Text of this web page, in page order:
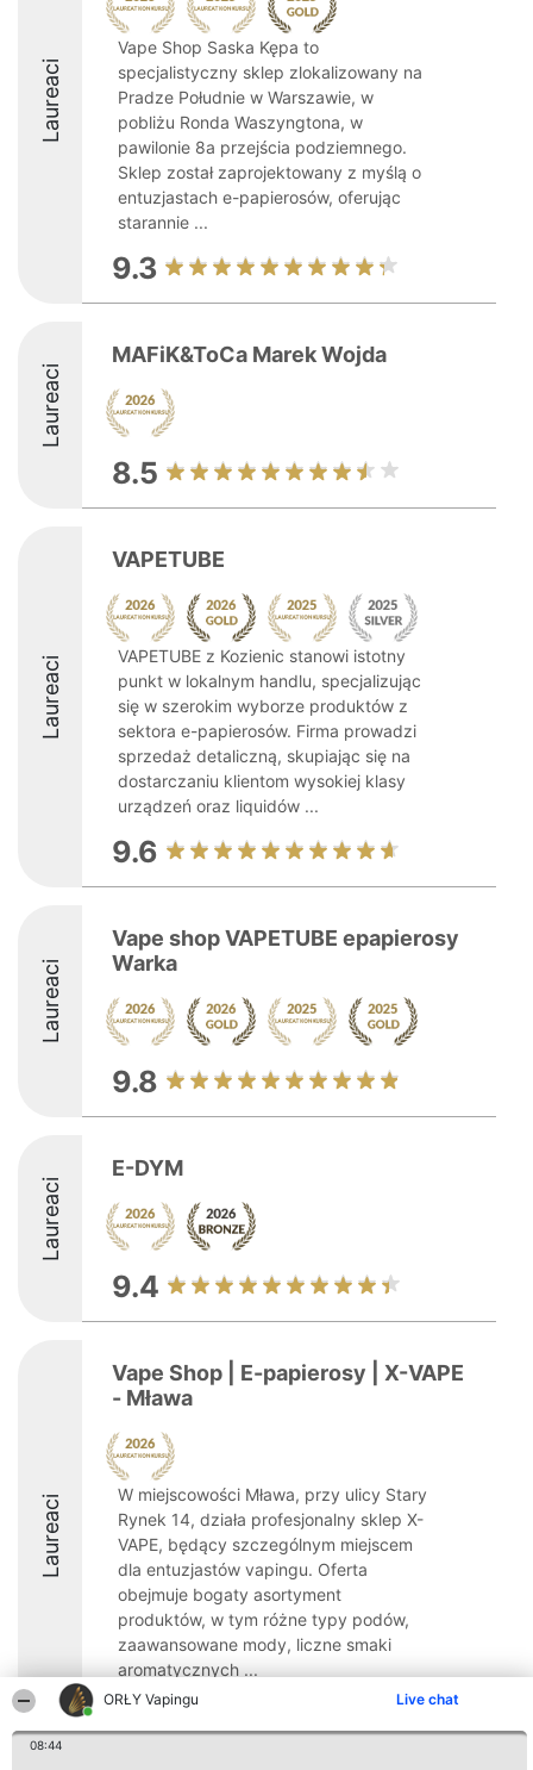
ORŁY Vapingu Live chat
08:44
Laureaci
Vape Shop Saska Kępa to
specjalistyczny sklep zlokalizowany na
Pradze Południe w Warszawie, w
pobliżu Ronda Waszyngtona, w
pawilonie 8a przejścia podziemnego.
Sklep został zaprojektowany z myślą o
entuzjastach e-papierosów, oferując
starannie ...
9.3
Laureaci
MAFiK&ToCa Marek Wojda
8.5
Laureaci
VAPETUBE
VAPETUBE z Kozienic stanowi istotny
punkt w lokalnym handlu, specjalizując
się w szerokim wyborze produktów z
sektora e-papierosów. Firma prowadzi
sprzedaż detaliczną, skupiając się na
dostarczaniu klientom wysokiej klasy
urządzeń oraz liquidów ...
9.6
Laureaci
Vape shop VAPETUBE epapierosy
Warka
9.8
Laureaci
E-DYM
9.4
Laureaci
Vape Shop | E-papierosy | X-VAPE
- Mława
W miejscowości Mława, przy ulicy Stary
Rynek 14, działa profesjonalny sklep X-
VAPE, będący szczególnym miejscem
dla entuzjastów vapingu. Oferta
obejmuje bogaty asortyment
produktów, w tym różne typy podów,
zaawansowane mody, liczne smaki
aromatycznych ...
8.7